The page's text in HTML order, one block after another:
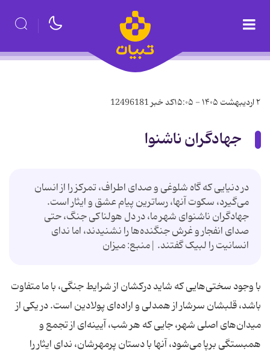
۲ اردیبهشت ۱۴۰۵ - ۱۵:۰۵ کد خبر 12496181
جهادگران ناشنوا
در دنیایی که گاه شلوغی و صدای اطراف، تمرکز را از انسان
می‌گیرد، سکوت آنها، رساترین پیام عشق و ایثار است.
جهادگران ناشنوای شهر ما، در دل هولناکی جنگ، حتی
صدای انفجار و غرش جنگنده‌ها را نشنیدند، اما ندای
انسانیت را لبیک گفتند. |منبع: میزان
با وجود سختی‌هایی که شاید درکشان از شرایط جنگی، با ما متفاوت
باشد، قلبشان سرشار از همدلی و اراده‌ای پولادین است. در یکی از
میدان‌های اصلی شهر، جایی که هر شب، آیینه‌ای از تجمع و
همبستگی برپا می‌شود، آنها با دستان پرمهرشان، ندای ایثار را